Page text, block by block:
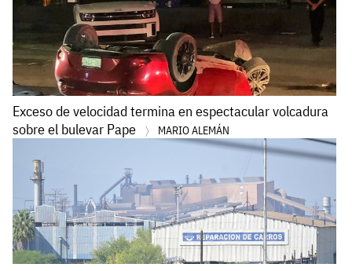
Exceso de velocidad termina en espectacular volcadura
sobre el bulevar Pape
MARIO ALEMÁN